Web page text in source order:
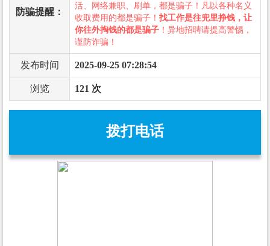
防骗提醒：
活、网络兼职、刷单，都是骗子！凡以各种名义
收取费用的都是骗子！ 找工作是往兜里挣钱，让
你往外掏钱的都是骗子 ！异地招聘请提高警惕，
谨防诈骗！
发布时间 2025-09-25 07:28:54
浏览 121 次
拨打电话